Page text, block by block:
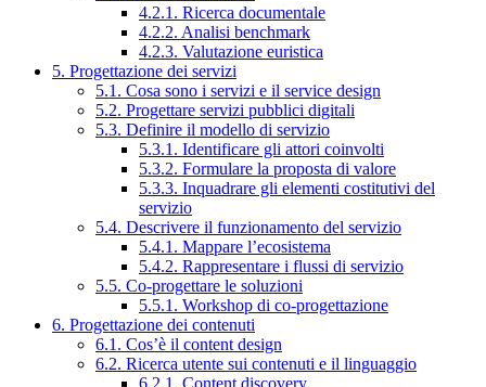
4.2.1. Ricerca documentale
4.2.2. Analisi benchmark
4.2.3. Valutazione euristica
5. Progettazione dei servizi
5.1. Cosa sono i servizi e il service design
5.2. Progettare servizi pubblici digitali
5.3. Definire il modello di servizio
5.3.1. Identificare gli attori coinvolti
5.3.2. Formulare la proposta di valore
5.3.3. Inquadrare gli elementi costitutivi del
servizio
5.4. Descrivere il funzionamento del servizio
5.4.1. Mappare l’ecosistema
5.4.2. Rappresentare i flussi di servizio
5.5. Co-progettare le soluzioni
5.5.1. Workshop di co-progettazione
6. Progettazione dei contenuti
6.1. Cos’è il content design
6.2. Ricerca utente sui contenuti e il linguaggio
6.2.1. Content discovery